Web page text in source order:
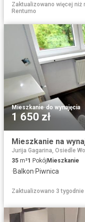
Zaktualizowano więcej niż
Rentumo
Mieszkanie·do wynajęcia
1 650 zł
Mieszkanie na
Jurija Gagarina, Osiedle
35 m²1 Pokój Mieszkanie
·Balkon·Piwnica
Zaktualizowano 3